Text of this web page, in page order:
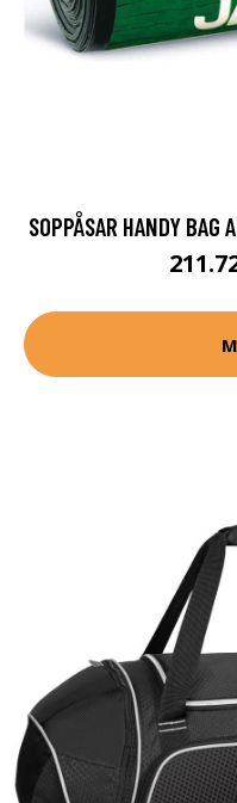
SOPPÅSAR HANDY BAG